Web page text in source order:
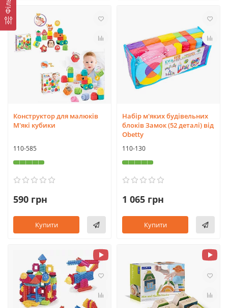
Конструктор для малюків
М'які кубики
110-585
590 грн
Купити
Набір м'яких будівельних
блоків Замок (52 деталі) від
Obetty
110-130
1 065 грн
Купити